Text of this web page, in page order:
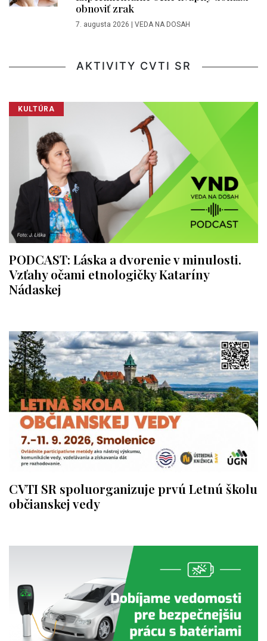
obnoviť zrak
7. augusta 2026 VEDA NA DOSAH
AKTIVITY CVTI SR
KULTÚRA
PODCAST: Láska a dvorenie v minulosti.
Vzťahy očami etnologičky Kataríny
Nádaskej
CVTI SR spoluorganizuje prvú Letnú školu
občianskej vedy